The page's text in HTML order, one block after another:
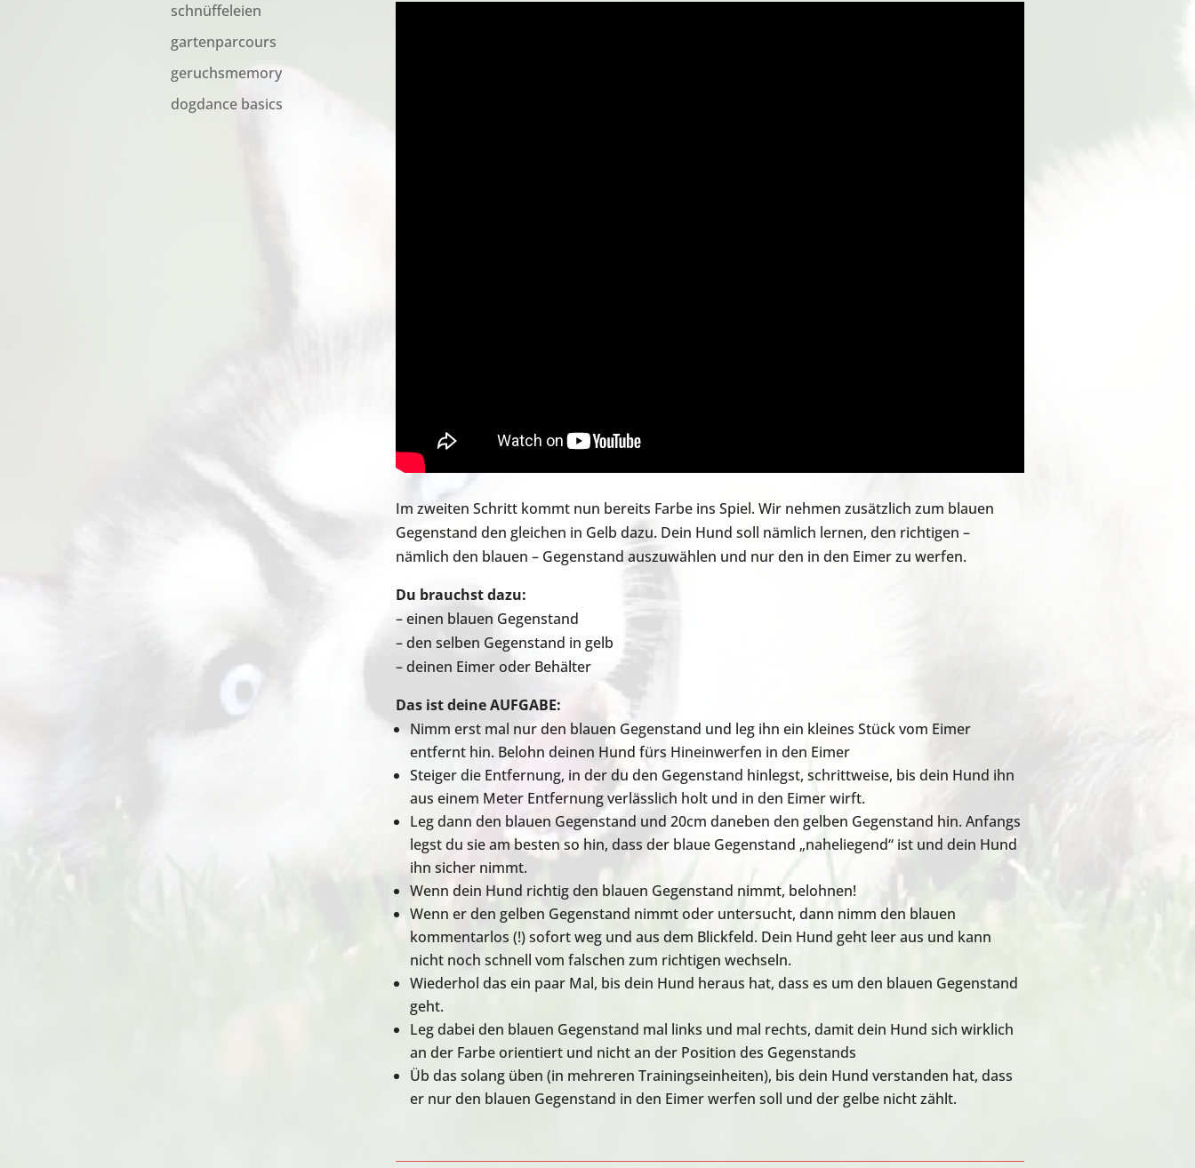
schnüffeleien
gartenparcours
geruchsmemory
dogdance basics
Im zweiten Schritt kommt nun bereits Farbe ins Spiel. Wir nehmen zusätzlich zum blauen
Gegenstand den gleichen in Gelb dazu. Dein Hund soll nämlich lernen, den richtigen –
nämlich den blauen – Gegenstand auszuwählen und nur den in den Eimer zu werfen.
Du brauchst dazu:
– einen blauen Gegenstand
– den selben Gegenstand in gelb
– deinen Eimer oder Behälter
Das ist deine AUFGABE:
Nimm erst mal nur den blauen Gegenstand und leg ihn ein kleines Stück vom Eimer
entfernt hin. Belohn deinen Hund fürs Hineinwerfen in den Eimer
Steiger die Entfernung, in der du den Gegenstand hinlegst, schrittweise, bis dein Hund ihn
aus einem Meter Entfernung verlässlich holt und in den Eimer wirft.
Leg dann den blauen Gegenstand und 20cm daneben den gelben Gegenstand hin. Anfangs
legst du sie am besten so hin, dass der blaue Gegenstand „naheliegend“ ist und dein Hund
ihn sicher nimmt.
Wenn dein Hund richtig den blauen Gegenstand nimmt, belohnen!
Wenn er den gelben Gegenstand nimmt oder untersucht, dann nimm den blauen
kommentarlos (!) sofort weg und aus dem Blickfeld. Dein Hund geht leer aus und kann
nicht noch schnell vom falschen zum richtigen wechseln.
Wiederhol das ein paar Mal, bis dein Hund heraus hat, dass es um den blauen Gegenstand
geht.
Leg dabei den blauen Gegenstand mal links und mal rechts, damit dein Hund sich wirklich
an der Farbe orientiert und nicht an der Position des Gegenstands
Üb das solang üben (in mehreren Trainingseinheiten), bis dein Hund verstanden hat, dass
er nur den blauen Gegenstand in den Eimer werfen soll und der gelbe nicht zählt.